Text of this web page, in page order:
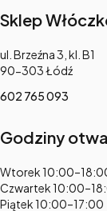
Sklep
Adres:
ul. Brzeźna 3, kl. B1
90-303 Łódź
602 765 093
Godziny
Adres:
Wtorek
Czwartek
Piątek 10:00–17:00